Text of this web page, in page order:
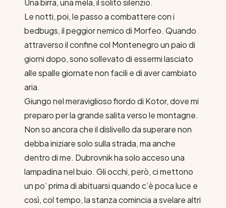
Una birra, una mela, il solito silenzio.
Le notti, poi, le passo a combattere con i
bedbugs, il peggior nemico di Morfeo. Quando
attraverso il confine col Montenegro un paio di
giorni dopo, sono sollevato di essermi lasciato
alle spalle giornate non facili e di aver cambiato
aria.
Giungo nel meraviglioso fiordo di Kotor, dove mi
preparo per la grande salita verso le montagne.
Non so ancora che il dislivello da superare non
debba iniziare solo sulla strada, ma anche
dentro di me. Dubrovnik ha solo acceso una
lampadina nel buio. Gli occhi, però, ci mettono
un po’ prima di abituarsi quando c’è poca luce e
così, col tempo, la stanza comincia a svelare altri